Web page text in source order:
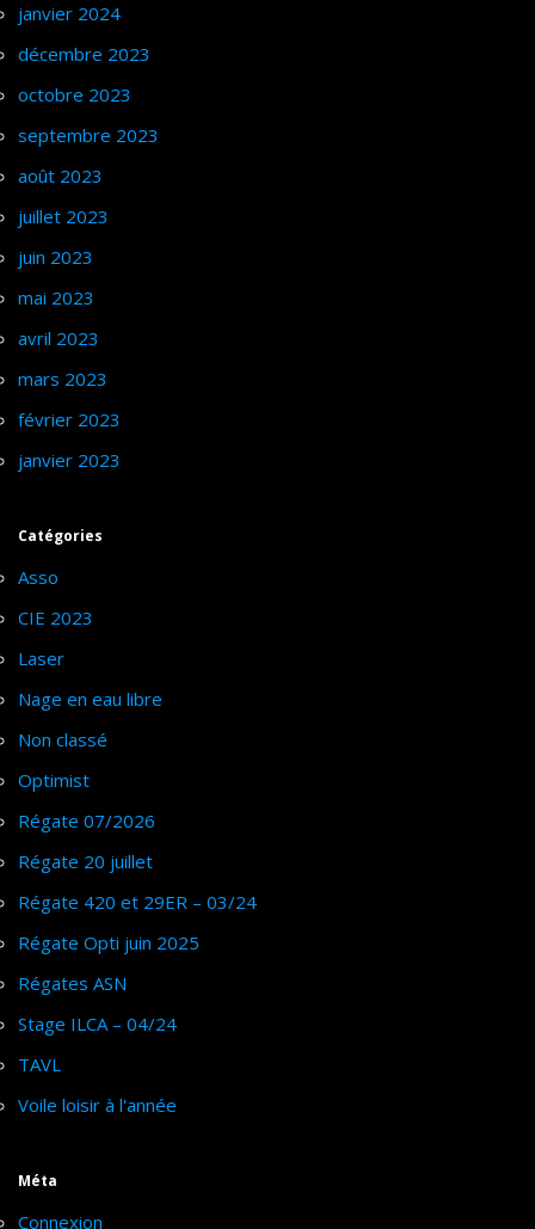
janvier 2024
décembre 2023
octobre 2023
septembre 2023
août 2023
juillet 2023
juin 2023
mai 2023
avril 2023
mars 2023
février 2023
janvier 2023
Catégories
Asso
CIE 2023
Laser
Nage en eau libre
Non classé
Optimist
Régate 07/2026
Régate 20 juillet
Régate 420 et 29ER – 03/24
Régate Opti juin 2025
Régates ASN
Stage ILCA – 04/24
TAVL
Voile loisir à l'année
Méta
Connexion